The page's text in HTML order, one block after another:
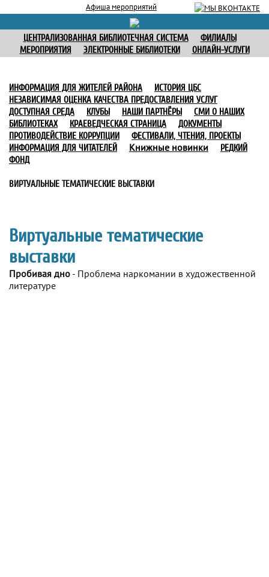
Афиша мероприятий
ЦЕНТРАЛИЗОВАННАЯ БИБЛИОТЕЧНАЯ СИСТЕМА
ФИЛИАЛЫ
МЕРОПРИЯТИЯ
ЭЛЕКТРОННЫЕ БИБЛИОТЕКИ ОНЛАЙН-УСЛУГИ
ИНФОРМАЦИЯ ДЛЯ ЖИТЕЛЕЙ РАЙОНА
ИСТОРИЯ ЦБС
НЕЗАВИСИМАЯ ОЦЕНКА КАЧЕСТВА ПРЕДОСТАВЛЕНИЯ УСЛУГ
ДОСТУПНАЯ СРЕДА
КЛУБЫ НАШИ ПАРТНЁРЫ
СМИ О НАШИХ
БИБЛИОТЕКАХ
КРАЕВЕДЧЕСКАЯ СТРАНИЦА
ДОКУМЕНТЫ
ПРОТИВОДЕЙСТВИЕ КОРРУПЦИИ
ФЕСТИВАЛИ, ЧТЕНИЯ, ПРОЕКТЫ
ИНФОРМАЦИЯ ДЛЯ ЧИТАТЕЛЕЙ
Книжные новинки
РЕДКИЙ
ФОНД
ВИРТУАЛЬНЫЕ ТЕМАТИЧЕСКИЕ ВЫСТАВКИ
Виртуальные тематические
выставки
Пробивая дно - Проблема наркомании в художественной
литературе